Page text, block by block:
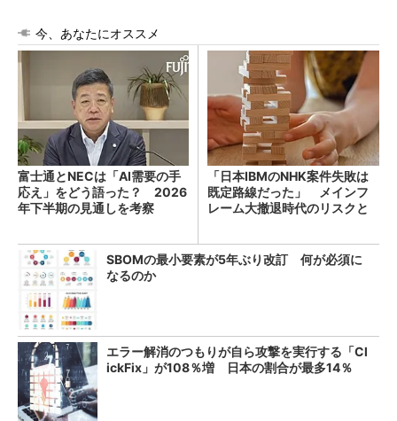
今、あなたにオススメ
富士通とNECは「AI需要の手
応え」をどう語った？ 2026
年下半期の見通しを考察
「日本IBMのNHK案件失敗は
既定路線だった」 メインフ
レーム大撤退時代のリスクと
SBOMの最小要素が5年ぶり改訂 何が必須に
なるのか
エラー解消のつもりが自ら攻撃を実行する「Cl
ickFix」が108％増 日本の割合が最多14％